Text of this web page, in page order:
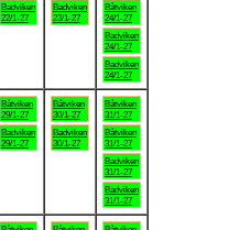
Badviken
22/1-27
Badviken
23/1-27
Båtviken
24/1-27
Badviken
24/1-27
Badviken
24/1-27
Båtviken
29/1-27
Badviken
29/1-27
Båtviken
30/1-27
Badviken
30/1-27
Båtviken
31/1-27
Båtviken
31/1-27
Badviken
31/1-27
Badviken
31/1-27